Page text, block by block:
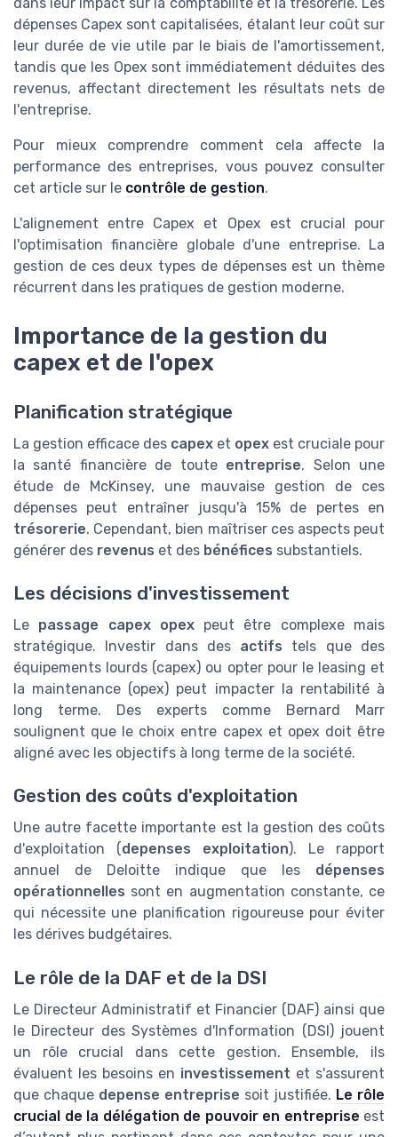
dans leur impact sur la comptabilité et la trésorerie. Les
dépenses Capex sont capitalisées, étalant leur coût sur
leur durée de vie utile par le biais de l'amortissement,
tandis que les Opex sont immédiatement déduites des
revenus, affectant directement les résultats nets de
l'entreprise.
Pour mieux comprendre comment cela affecte la
performance des entreprises, vous pouvez consulter
cet article sur le contrôle de gestion.
L'alignement entre Capex et Opex est crucial pour
l'optimisation financière globale d'une entreprise. La
gestion de ces deux types de dépenses est un thème
récurrent dans les pratiques de gestion moderne.
Importance de la gestion du
capex et de l'opex
Planification stratégique
La gestion efficace des capex et opex est cruciale pour
la santé financière de toute entreprise. Selon une
étude de McKinsey, une mauvaise gestion de ces
dépenses peut entraîner jusqu'à 15% de pertes en
trésorerie. Cependant, bien maîtriser ces aspects peut
générer des revenus et des bénéfices substantiels.
Les décisions d'investissement
Le passage capex opexpeut être complexe mais
stratégique. Investir dans des actifs tels que des
équipements lourds (capex) ou opter pour le leasing et
la maintenance (opex) peut impacter la rentabilité à
long terme. Des experts comme Bernard Marr
soulignent que le choix entre capex et opex doit être
aligné avec les objectifs à long terme de la société.
Gestion des coûts d'exploitation
Une autre facette importante est la gestion des coûts
d'exploitation (depenses exploitation). Le rapport
annuel de Deloitte indique que les dépenses
opérationnelles sont en augmentation constante, ce
qui nécessite une planification rigoureuse pour éviter
les dérives budgétaires.
Le rôle de la DAF et de la DSI
Le Directeur Administratif et Financier (DAF) ainsi que
le Directeur des Systèmes d'Information (DSI) jouent
un rôle crucial dans cette gestion. Ensemble, ils
évaluent les besoins en investissement et s'assurent
que chaque depense entreprise soit justifiée. Le rôle
crucial de la délégation de pouvoir en entreprise est